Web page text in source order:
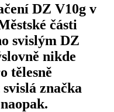
DZ V10g v
části
svislým DZ
nikde
tělesně
značka